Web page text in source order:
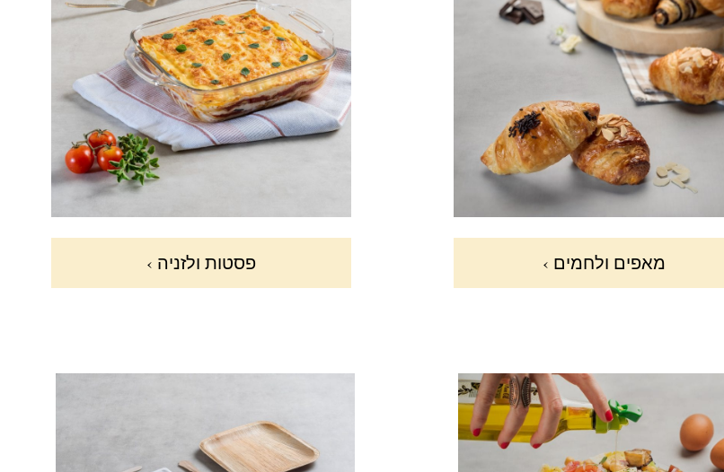
מאפים ולחמים › פסטות ולזניה ›